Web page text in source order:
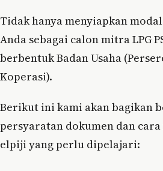
Tidak hanya menyiapkan
Anda sebagai calon mitra LPG
berbentuk Badan Usaha
Koperasi).
Berikut ini kami akan bagikan
persyaratan dokumen dan cara
elpiji yang perlu dipelajari: